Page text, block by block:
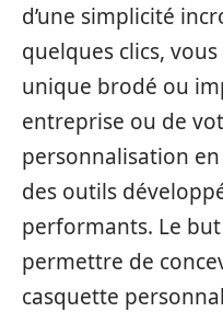
d’une simplicité
quelques clics,
unique brodé ou
entreprise ou de
personnalisation
des outils
performants. Le
permettre de
casquette